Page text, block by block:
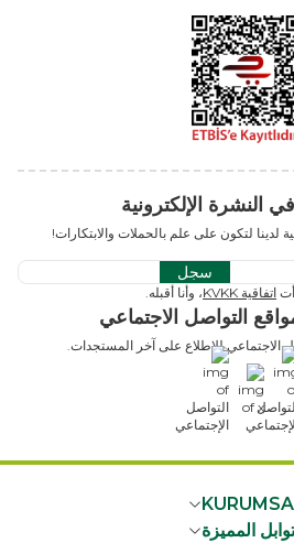
النشرة الإلكترونية
لدينا لتكون على علم بالحملات والابتكارات!
سجل
اتفاقية KVKK ، وأنا أقبله.
التواصل الاجتماعي
الاجتماعي للاطلاع على آخر المستجدات.
x
المميزة